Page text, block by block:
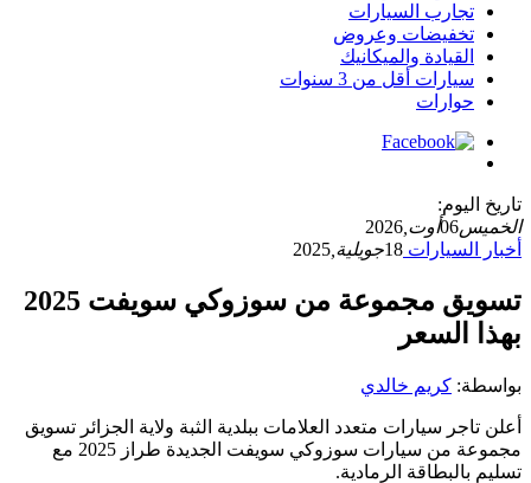
تجارب السيارات
تخفيضات وعروض
القيادة والميكانيك
سيارات أقل من 3 سنوات
حوارات
تاريخ اليوم:
الخميس06أوت, 2026
أخبار السيارات 18جويلية, 2025
تسويق مجموعة من سوزوكي سويفت 2025
بهذا السعر
بواسطة: كريم خالدي
أعلن تاجر سيارات متعدد العلامات ببلدية الثبة ولاية الجزائر تسويق
مجموعة من سيارات سوزوكي سويفت الجديدة طراز 2025 مع
تسليم بالبطاقة الرمادية.